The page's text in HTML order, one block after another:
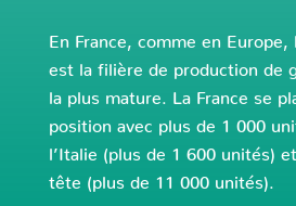
En France, comme en Europe,
est la filière de production de
la plus mature. La France se
position avec plus de 1 000
l’Italie (plus de 1 600 unités)
tête (plus de 11 000 unités).